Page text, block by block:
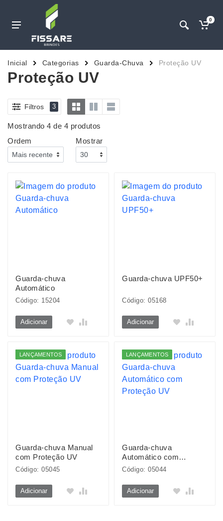
0
Inicial Categorias Guarda-Chuva Proteção UV
Proteção UV
Filtros 3
Mostrando 4 de 4 produtos
Ordem
Mostrar
Guarda-chuva
Automático
Código: 15204
Adicionar
Guarda-chuva UPF50+
Código: 05168
Adicionar
LANÇAMENTOS
Guarda-chuva Manual
com Proteção UV
Código: 05045
Adicionar
LANÇAMENTOS
Guarda-chuva
Automático com
Proteção UV
Código: 05044
Adicionar